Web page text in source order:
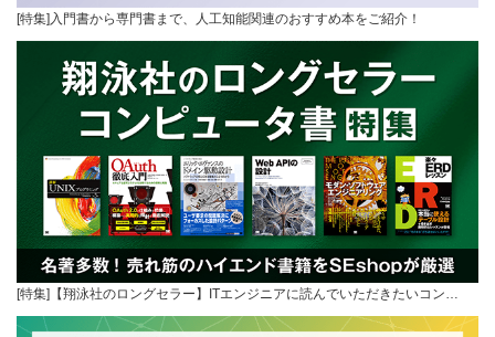
[特集]入門書から専門書まで、人工知能関連のおすすめ本をご紹介！
[特集]【翔泳社のロングセラー】ITエンジニアに読んでいただきたいコン…